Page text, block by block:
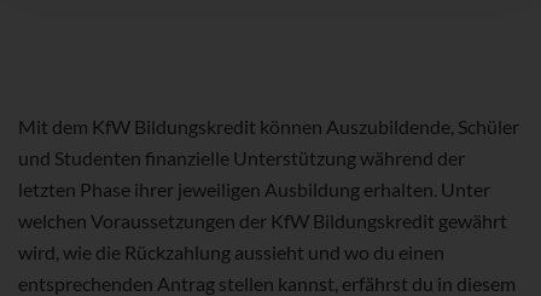
Mit dem KfW Bildungskredit können Auszubildende, Schüler
und Studenten finanzielle Unterstützung während der
letzten Phase ihrer jeweiligen Ausbildung erhalten. Unter
welchen Voraussetzungen der KfW Bildungskredit gewährt
wird, wie die Rückzahlung aussieht und wo du einen
entsprechenden Antrag stellen kannst, erfährst du in diesem